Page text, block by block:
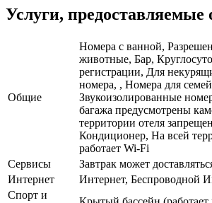
Услуги, предоставляемые
Общие
Номера с ванной,
животные, Бар,
регистрации, Для
номера, , Номера для
Звукоизолированные
багажа предусмотрены
территории отеля
Кондиционер, На всей
работает Wi-Fi
Сервисы
Завтрак может
Интернет
Интернет, Беспроводной
Спорт и